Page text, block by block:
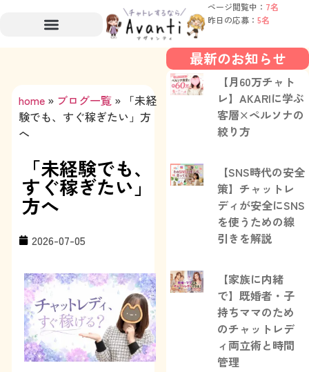
ページ閲覧中： 7名
昨日の応募： 5名
home » ブログ一覧 » 「未経
験でも、すぐ稼ぎたい」方
へ
「未経験でも、
すぐ稼ぎたい」
方へ
2026-07-05
最新のお知らせ
【月60万チャト
レ】AKARIに学ぶ
客層×ペルソナの
絞り方
【SNS時代の安全
策】チャットレ
ディが安全にSNS
を使うための線
引きを解説
【家族に内緒
で】既婚者・子
持ちママのため
のチャットレデ
ィ両立術と時間
管理